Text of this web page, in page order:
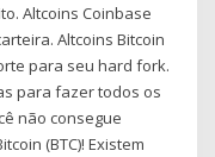
Altcoins Coinbase
Altcoins Bitcoin
para seu hard fork.
para fazer todos os
não consegue
(BTC)! Existem